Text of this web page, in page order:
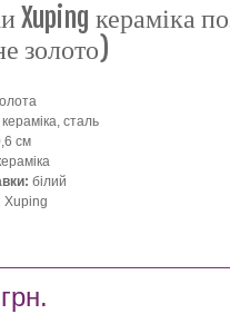
Xuping кераміка
золото)
кераміка, сталь
см
білий
Xuping